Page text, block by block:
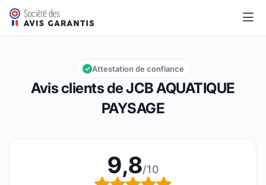
JCB AQUATIQUE PAYSAGE
Note globale : 9,8 sur 10
9,8/10
Avis clients de JCB AQUATIQUE
PAYSAGE
Attestation de confiance
9,8/10